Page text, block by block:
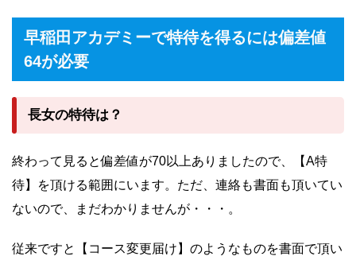
早稲田アカデミーで特待を得るには偏差値
64が必要
長女の特待は？
終わって見ると偏差値が70以上ありましたので、【A特
待】を頂ける範囲にいます。ただ、連絡も書面も頂いてい
ないので、まだわかりませんが・・・。
従来ですと【コース変更届け】のようなものを書面で頂い